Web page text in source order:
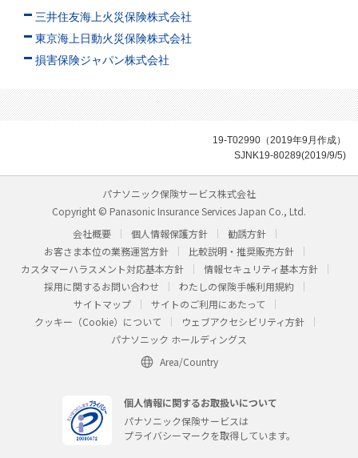
三井住友海上火災保険株式会社
東京海上日動火災保険株式会社
損害保険ジャパン株式会社
19-T02990（2019年9月作成）
SJNK19-80289(2019/9/5)
パナソニック保険サービス株式会社
Copyright © Panasonic Insurance Services Japan Co., Ltd.
会社概要
個人情報保護方針
勧誘方針
お客さま本位の業務運営方針
比較説明・推奨販売方針
カスタマーハラスメント対応基本方針
情報セキュリティ基本方針
採用に関するお問い合わせ
わたしの保険手帳利用規約
サイトマップ
サイトのご利用にあたって
クッキー（Cookie）について
ウェブアクセシビリティ方針
パナソニック ホールディングス
Area/Country
個人情報に関するお取扱いについて
パナソニック保険サービスは
プライバシーマークを取得しています。